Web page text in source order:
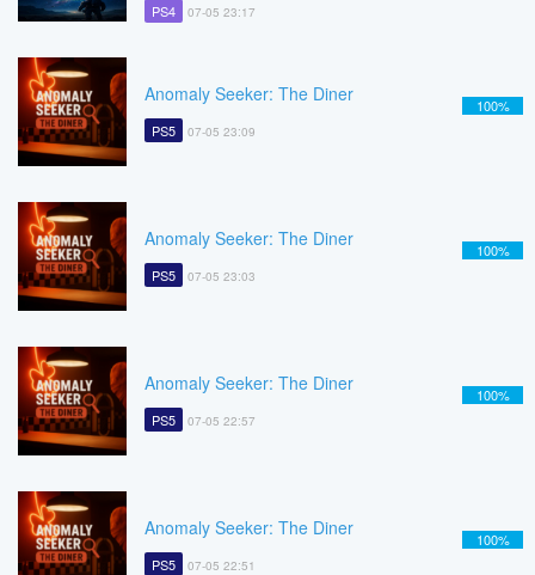
PS4 07-05 23:17
Anomaly Seeker: The Diner
PS5 07-05 23:09
100%
Anomaly Seeker: The Diner
PS5 07-05 23:03
100%
Anomaly Seeker: The Diner
PS5 07-05 22:57
100%
Anomaly Seeker: The Diner
PS5 07-05 22:51
100%